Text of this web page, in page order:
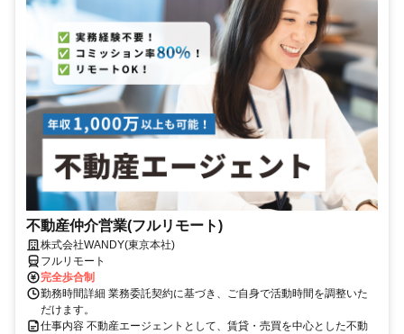
不動産仲介営業(フルリモート)
株式会社WANDY(東京本社)
フルリモート
完全歩合制
勤務時間詳細 業務委託契約に基づき、ご自身で活動時間を調整いた
だけます。
仕事内容 不動産エージェントとして、賃貸・売買を中心とした不動